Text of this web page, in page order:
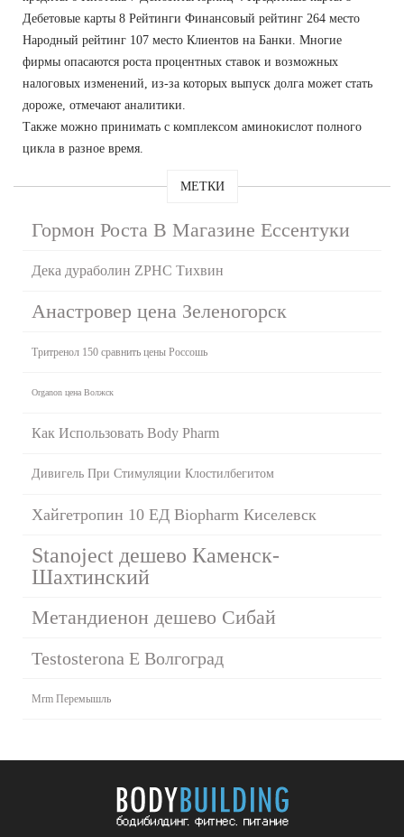
Дебетовые карты 8 Рейтинги Финансовый рейтинг 264 место
Народный рейтинг 107 место Клиентов на Банки. Многие
фирмы опасаются роста процентных ставок и возможных
налоговых изменений, из-за которых выпуск долга может стать
дороже, отмечают аналитики.
Также можно принимать с комплексом аминокислот полного
цикла в разное время.
МЕТКИ
Гормон Роста В Магазине Ессентуки
Дека дураболин ZPHC Тихвин
Анастровер цена Зеленогорск
Тритренол 150 сравнить цены Россошь
Organon цена Волжск
Как Использовать Body Pharm
Дивигель При Стимуляции Клостилбегитом
Хайгетропин 10 ЕД Biopharm Киселевск
Stanoject дешево Каменск-
Шахтинский
Метандиенон дешево Сибай
Testosterona E Волгоград
Mrm Перемышль